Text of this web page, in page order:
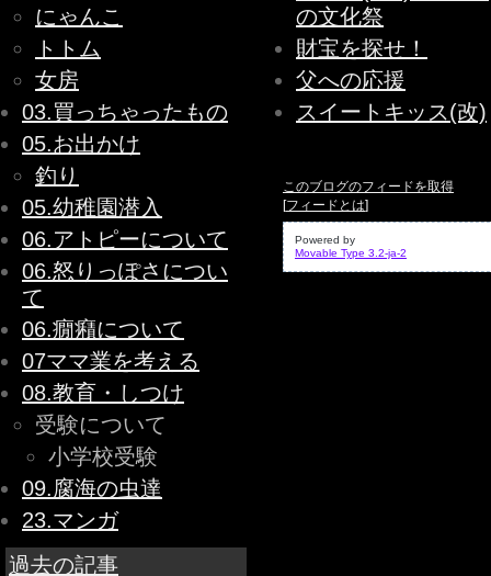
にゃんこ
トトム
女房
03.買っちゃったもの
05.お出かけ
釣り
05.幼稚園潜入
06.アトピーについて
06.怒りっぽさについ
て
06.癇癪について
07ママ業を考える
08.教育・しつけ
受験について
小学校受験
09.腐海の虫達
23.マンガ
過去の記事
の文化祭
財宝を探せ！
父への応援
スイートキッス(改)
このブログのフィードを取得
[フィードとは]
Powered by
Movable Type 3.2-ja-2